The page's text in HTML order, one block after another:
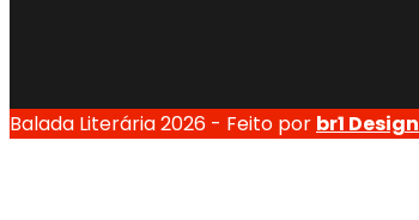
Balada Literária 2026 - Feito por br1 Design